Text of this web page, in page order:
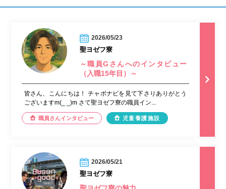
2026/05/23
聖ヨゼフ寮
～職員Gさんへのインタビュー
（入職15年目）～
皆さん、こんにちは！ チャボナビを見て下さりありがとう
ございますm(_ _)m さて聖ヨゼフ寮の職員イン...
職員さんインタビュー 児童養護施設
2026/05/21
聖ヨゼフ寮